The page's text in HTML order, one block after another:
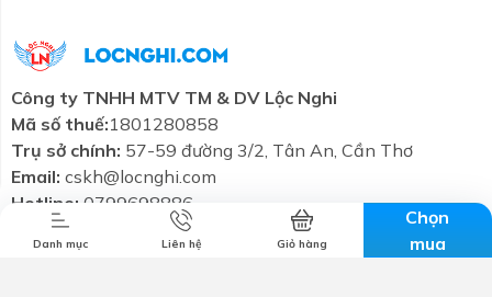
tiết
kiệm
Danh mục Liên hệ Giỏ hàng
Chọn
mua
Công ty TNHH MTV TM & DV Lộc Nghi
Mã số thuế:1801280858
Trụ sở chính: 57-59 đường 3/2, Tân An, Cần Thơ
Email: cskh@locnghi.com
Hotline: 0799698886
Giới thiệu